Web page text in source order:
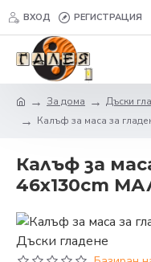
ВХОД РЕГИСТРАЦИЯ
За дома
Дъски
Калъф за маса за
Калъф за
46x130cm